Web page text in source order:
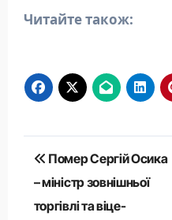
Читайте також:
Навігація
записів
Помер Сергій Осика
– міністр зовнішньої
торгівлі та віце-